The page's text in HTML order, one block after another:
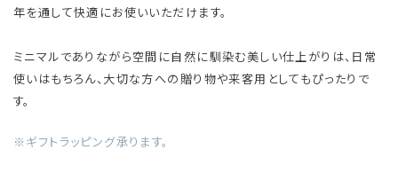
年を通して快適にお使いいただけます。
ミニマルでありながら空間に自然に馴染む美しい仕上がりは、日常
使いはもちろん、大切な方への贈り物や来客用としてもぴったりで
す。
※ギフトラッピング承ります。